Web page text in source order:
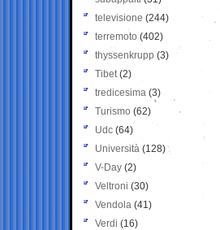
televisione(244)
terremoto (402)
thyssenkrupp (3)
Tibet(2)
tredicesima (3)
Turismo (62)
Udc (64)
Università (128)
V-Day (2)
Veltroni (30)
Vendola (41)
Verdi (16)